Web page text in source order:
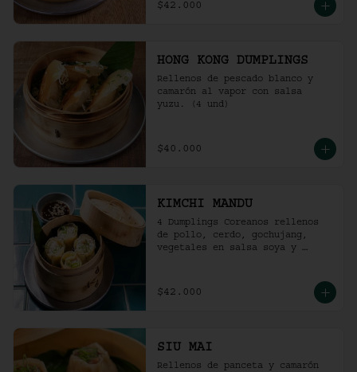
$42.000
HONG KONG DUMPLINGS
Rellenos de pescado blanco y
camarón al vapor con salsa
yuzu. (4 und)
$40.000
KIMCHI MANDU
4 Dumplings Coreanos rellenos
de pollo, cerdo, gochujang,
vegetales en salsa soya y
$42.000
SIU MAI
Rellenos de panceta y camarón